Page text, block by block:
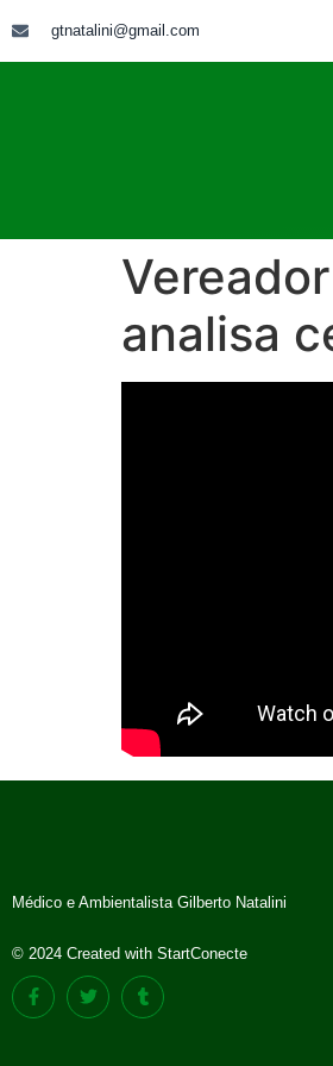
gtnatalini@gmail.com
analisa
Médico e Ambientalista Gilberto Natalini
© 2024 Created with StartConecte